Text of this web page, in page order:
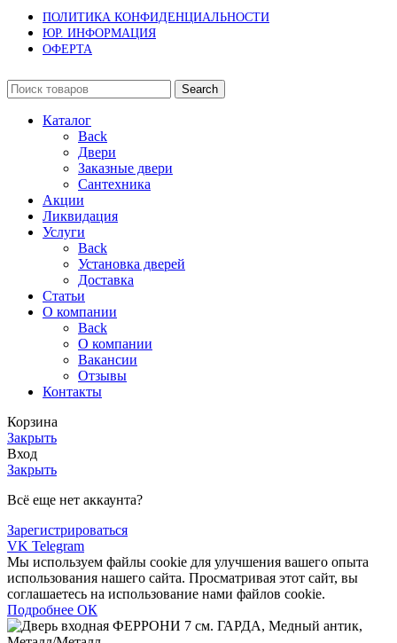
ПОЛИТИКА КОНФИДЕНЦИАЛЬНОСТИ
ЮР. ИНФОРМАЦИЯ
ОФЕРТА
Search
Каталог
Back
Двери
Заказные двери
Сантехника
Акции
Ликвидация
Услуги
Back
Установка дверей
Доставка
Статьи
О компании
Back
О компании
Вакансии
Отзывы
Контакты
Корзина
Закрыть
Вход
Закрыть
Всё еще нет аккаунта?
Зарегистрироваться
VK Telegram
Мы используем файлы cookie для улучшения вашего опыта
использования нашего сайта. Просматривая этот сайт, вы
соглашаетесь на использование нами файлов cookie.
Подробнее Подробнее
ОК